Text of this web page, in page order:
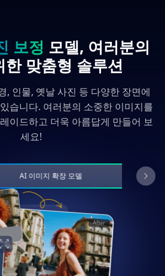
보정 모델, 여러분의
한 맞춤형 솔루션
, 인물, 옛날 사진 등 다양한 장면에
습니다. 여러분의 소중한 이미지를
이드하고 더욱 아름답게 만들어 보
세요!
AI 이미지 확장 모델